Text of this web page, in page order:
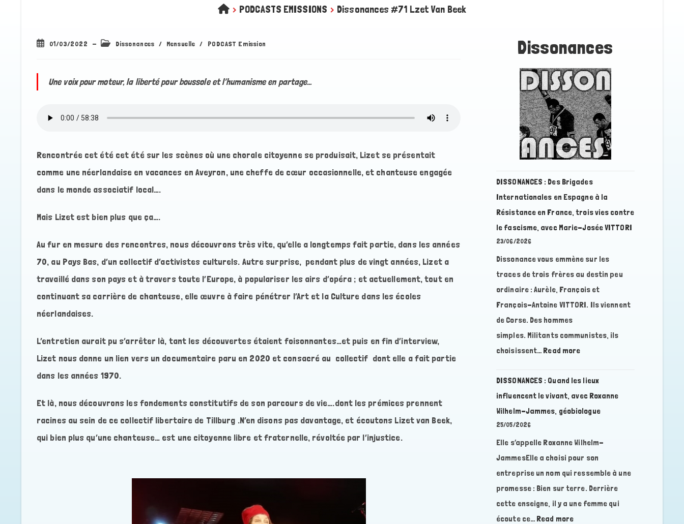
> PODCASTS EMISSIONS > Dissonances #71 Lzet Van Beek
Publication
01/03/2022
Post Dissonances / Mensuelle / PODCAST Emission
Une voix pour moteur, la liberté pour boussole et l’humanisme en partage…
Rencontrée cet été cet été sur les scènes où une chorale citoyenne se produisait, Lizet se présentait
comme une néerlandaise en vacances en Aveyron, une cheffe de cœur occasionnelle, et chanteuse engagée
dans le monde associatif local….
Mais Lizet est bien plus que ça….
Au fur en mesure des rencontres, nous découvrons très vite, qu’elle a longtemps fait partie, dans les années
70, au Pays Bas, d’un collectif d’activistes culturels. Autre surprise, pendant plus de vingt années, Lizet a
travaillé dans son pays et à travers toute l’Europe, à populariser les airs d’opéra ; et actuellement, tout en
continuant sa carrière de chanteuse, elle œuvre à faire pénétrer l’Art et la Culture dans les écoles
néerlandaises.
L’entretien aurait pu s’arrêter là, tant les découvertes étaient foisonnantes…et puis en fin d’interview,
Lizet nous donne un lien vers un documentaire paru en 2020 et consacré au collectif dont elle a fait partie
dans les années 1970.
Et là, nous découvrons les fondements constitutifs de son parcours de vie….dont les prémices prennent
racines au sein de ce collectif libertaire de Tillburg .N’en disons pas davantage, et écoutons Lizet van Beek,
qui bien plus qu’une chanteuse… est une citoyenne libre et fraternelle, révoltée par l’injustice.
Dissonances
DISSONANCES : Des Brigades
Internationales en Espagne à la
Résistance en France, trois vies contre
le fascisme, avec Marie-Josée VITTORI
23/06/2026
Dissonance vous emmène sur les
traces de trois frères au destin peu
ordinaire : Aurèle, François et
François-Antoine VITTORI. Ils viennent
de Corse. Des hommes
simples. Militants communistes, ils
choisissent… Read more:
Internationales
Espagne
à
France,
DISSONANCES : Quand les lieux
influencent le vivant, avec Roxanne
Wilhelm-Jammes, géobiologue
25/05/2026
Elle s’appelle Roxanne Wilhelm-
JammesElle a choisi pour son
entreprise un nom qui ressemble à une
promesse : Bien sur terre. Derrière
cette enseigne, il y a une femme qui
écoute ce… Read more: